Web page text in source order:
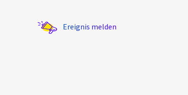
Ereignis melden